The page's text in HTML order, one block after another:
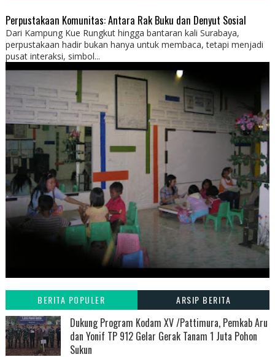
Perpustakaan Komunitas: Antara Rak Buku dan Denyut Sosial
Dari Kampung Kue Rungkut hingga bantaran kali Surabaya,
perpustakaan hadir bukan hanya untuk membaca, tetapi menjadi
pusat interaksi, simbol...
BERITA POPULER ARSIP BERITA
Dukung Program Kodam XV /Pattimura, Pemkab Aru
dan Yonif TP 912 Gelar Gerak Tanam 1 Juta Pohon
Sukun